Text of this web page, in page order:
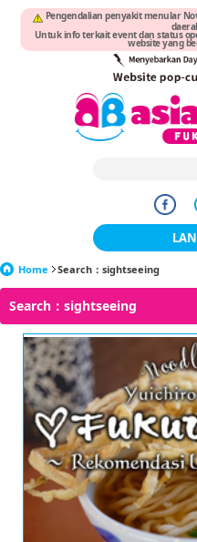
Pengendalian penyakit menular
Untuk info terkait event dan status
website yang
簡
繁
ภา
Home Search：sightseeing
Search：sightseeing